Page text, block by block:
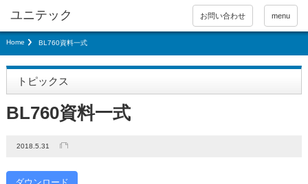
お問い合わせ menu
Home BL760資料一式
トピックス
BL760資料一式
2018.5.31
ダウンロード